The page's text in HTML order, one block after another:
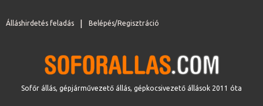
Belépés/Regisztráció
Álláshirdetés feladás
Sofőr állás, gépjárművezető állás, gépkocsivezető állások 2011 óta